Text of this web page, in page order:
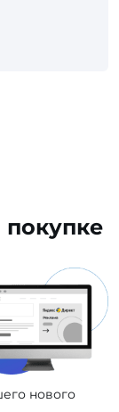
покупке
нового